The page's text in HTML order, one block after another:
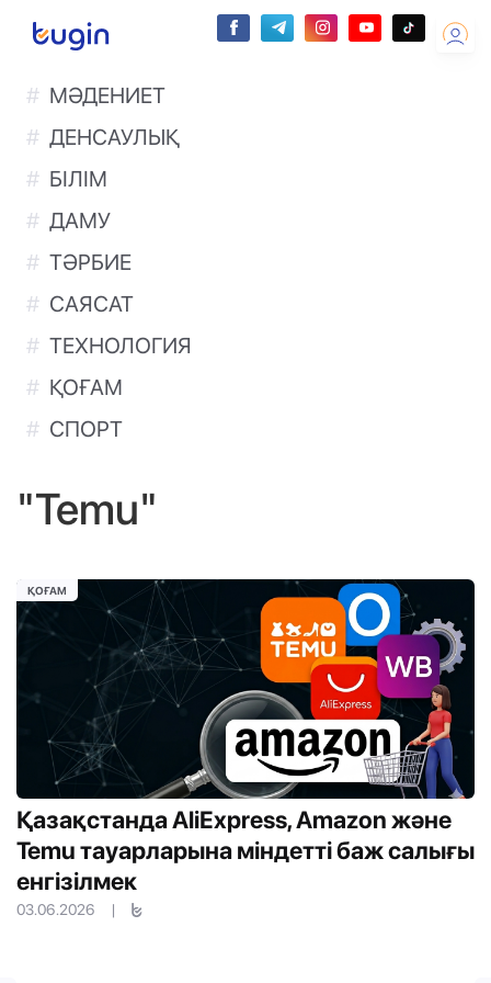
МӘДЕНИЕТ
ДЕНСАУЛЫҚ
БІЛІМ
ДАМУ
ТӘРБИЕ
САЯСАТ
ТЕХНОЛОГИЯ
ҚОҒАМ
СПОРТ
"Temu"
Қазақстанда AliExpress, Amazon және
Temu тауарларына міндетті баж салығы
енгізілмек
03.06.2026 |
ҚОҒАМ